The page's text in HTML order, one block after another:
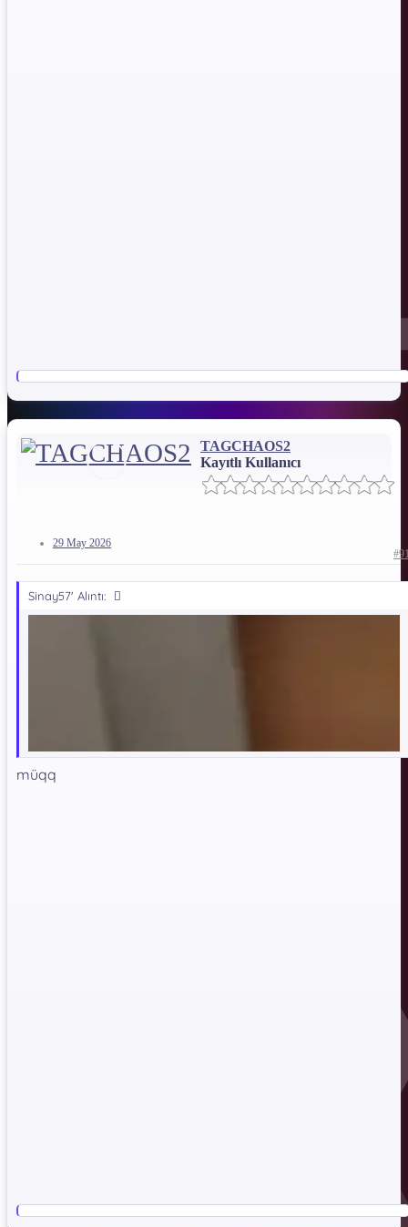
*** Gizli metin: alıntı yapılamaz. ***
TAGCHAOS2
Kayıtlı Kullanıcı
29 May 2026
Sinay57' Alıntı:
müqq